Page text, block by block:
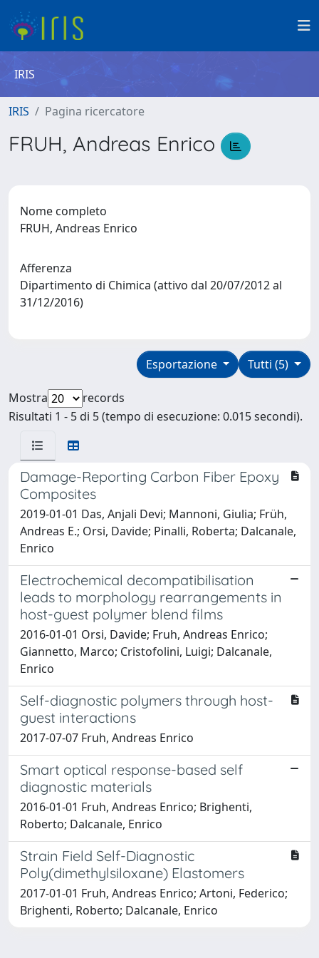
IRIS
IRIS Pagina ricercatore
FRUH, Andreas Enrico
Nome completo
FRUH, Andreas Enrico
Afferenza
Dipartimento di Chimica (attivo dal 20/07/2012 al
31/12/2016)
Tutti (5)
Esportazione
Mostra
records
Risultati 1 - 5 di 5 (tempo di esecuzione: 0.015 secondi).
Damage-Reporting Carbon Fiber Epoxy
Composites
2019-01-01 Das, Anjali Devi; Mannoni, Giulia; Früh,
Andreas E.; Orsi, Davide; Pinalli, Roberta; Dalcanale,
Enrico
Electrochemical decompatibilisation
leads to morphology rearrangements in
host-guest polymer blend films
2016-01-01 Orsi, Davide; Fruh, Andreas Enrico;
Giannetto, Marco; Cristofolini, Luigi; Dalcanale,
Enrico
Self-diagnostic polymers through host-
guest interactions
2017-07-07 Fruh, Andreas Enrico
Smart optical response-based self
diagnostic materials
2016-01-01 Fruh, Andreas Enrico; Brighenti,
Roberto; Dalcanale, Enrico
Strain Field Self-Diagnostic
Poly(dimethylsiloxane) Elastomers
2017-01-01 Fruh, Andreas Enrico; Artoni, Federico;
Brighenti, Roberto; Dalcanale, Enrico